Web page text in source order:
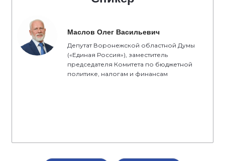
Маслов Олег Васильевич
Депутат Воронежской областной Думы
(«Единая Россия»), заместитель
председателя Комитета по бюджетной
политике, налогам и финансам